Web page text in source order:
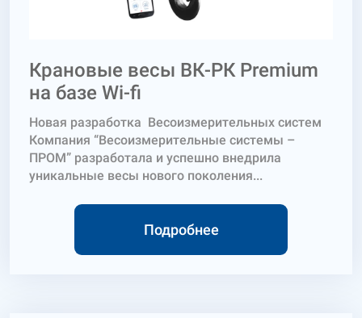
Крановые весы ВК-РК Premium
на базе Wi-fi
Новая разработка Весоизмерительных систем
Компания “Весоизмерительные системы –
ПРОМ” разработала и успешно внедрила
уникальные весы нового поколения...
Подробнее